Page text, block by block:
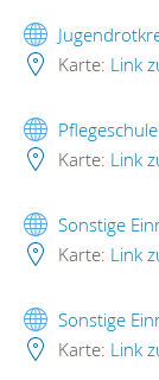
Karte: Link
Pflegeschule
Karte: Link
Sonstige
Karte: Link
Sonstige
Karte: Link